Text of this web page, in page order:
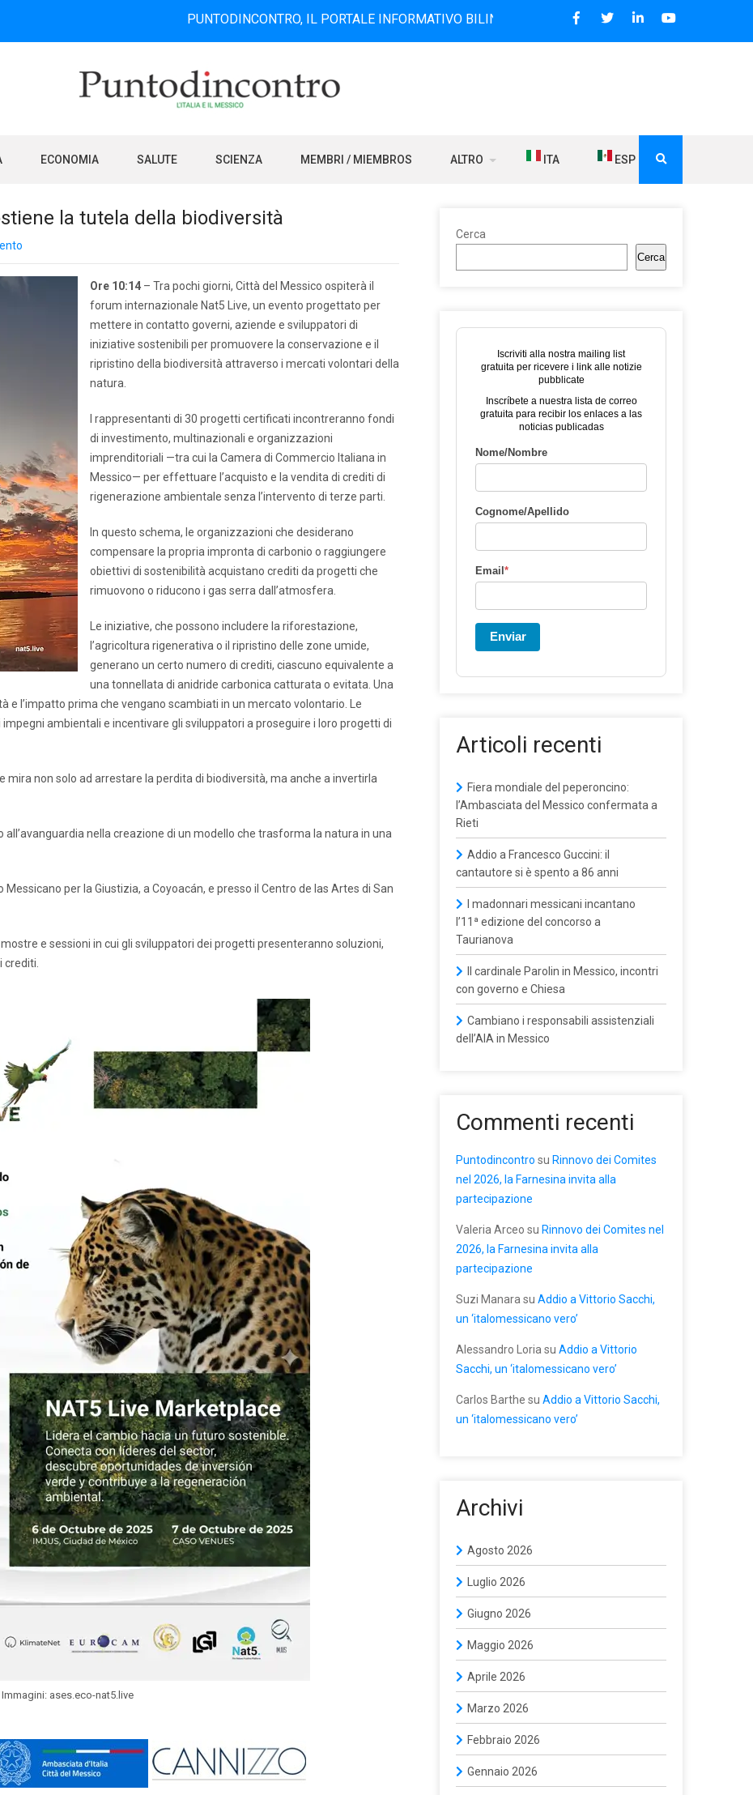
PUNTODINCONTRO, IL PORTALE INFORMATIVO BILINGUE CHE DAL 2006 DIFFONDE NOTIZIE SUI
ECONOMIA SALUTE SCIENZA MEMBRI / MIEMBROS ALTRO ITA ESP
la tutela della biodiversità
Ore 10:14 – Tra pochi giorni, Città del Messico ospiterà il
forum internazionale Nat5 Live, un evento progettato per
mettere in contatto governi, aziende e sviluppatori di
iniziative sostenibili per promuovere la conservazione e il
ripristino della biodiversità attraverso i mercati volontari della
natura.
I rappresentanti di 30 progetti certificati incontreranno fondi
di investimento, multinazionali e organizzazioni
imprenditoriali —tra cui la Camera di Commercio Italiana in
Messico— per effettuare l’acquisto e la vendita di crediti di
rigenerazione ambientale senza l’intervento di terze parti.
In questo schema, le organizzazioni che desiderano
compensare la propria impronta di carbonio o raggiungere
obiettivi di sostenibilità acquistano crediti da progetti che
rimuovono o riducono i gas serra dall’atmosfera.
Le iniziative, che possono includere la riforestazione,
l’agricoltura rigenerativa o il ripristino delle zone umide,
generano un certo numero di crediti, ciascuno equivalente a
una tonnellata di anidride carbonica catturata o evitata. Una
e l’impatto prima che vengano scambiati in un mercato volontario. Le
ambientali e incentivare gli sviluppatori a proseguire i loro progetti di
mira non solo ad arrestare la perdita di biodiversità, ma anche a invertirla
nella creazione di un modello che trasforma la natura in una
Messicano per la Giustizia, a Coyoacán, e presso il Centro de las Artes di San
e sessioni in cui gli sviluppatori dei progetti presenteranno soluzioni,
Immagini: ases.eco-nat5.live
Cerca
Cerca
Iscriviti alla nostra mailing list
gratuita per ricevere i link alle notizie
pubblicate
Inscríbete a nuestra lista de correo
gratuita para recibir los enlaces a las
noticias publicadas
Nome/Nombre
Cognome/Apellido
Email *
Enviar
Articoli recenti
Fiera mondiale del peperoncino:
l’Ambasciata del Messico confermata a
Rieti
Addio a Francesco Guccini: il
cantautore si è spento a 86 anni
I madonnari messicani incantano
l’11ª edizione del concorso a
Taurianova
Il cardinale Parolin in Messico, incontri
con governo e Chiesa
Cambiano i responsabili assistenziali
dell’AIA in Messico
Commenti recenti
Puntodincontro su Rinnovo dei Comites
nel 2026, la Farnesina invita alla
partecipazione
Valeria Arceo su Rinnovo dei Comites nel
2026, la Farnesina invita alla
partecipazione
Suzi Manara su Addio a Vittorio Sacchi,
un ‘italomessicano vero’
Alessandro Loria su Addio a Vittorio
Sacchi, un ‘italomessicano vero’
Carlos Barthe su Addio a Vittorio Sacchi,
un ‘italomessicano vero’
Archivi
Agosto 2026
Luglio 2026
Giugno 2026
Maggio 2026
Aprile 2026
Marzo 2026
Febbraio 2026
Gennaio 2026